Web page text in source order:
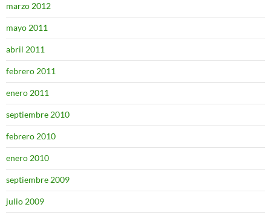
marzo 2012
mayo 2011
abril 2011
febrero 2011
enero 2011
septiembre 2010
febrero 2010
enero 2010
septiembre 2009
julio 2009